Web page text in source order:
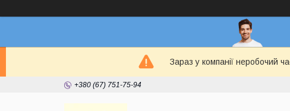
Зараз у компанії неробочий
+380 (67) 751-75-94